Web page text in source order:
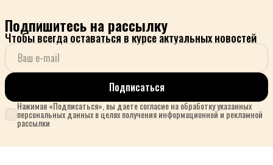
Подпишитесь на рассылку
Чтобы всегда оставаться в курсе актуальных новостей
Подписаться
Нажимая «Подписаться», вы даете согласие на обработку указанных
персональных данных в целях получения информационной и рекламной
рассылки